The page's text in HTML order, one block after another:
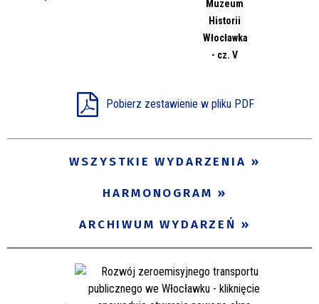
Muzeum
Historii
Włocławka
- cz. V
Pobierz zestawienie w pliku PDF
WSZYSTKIE WYDARZENIA
HARMONOGRAM
ARCHIWUM WYDARZEŃ